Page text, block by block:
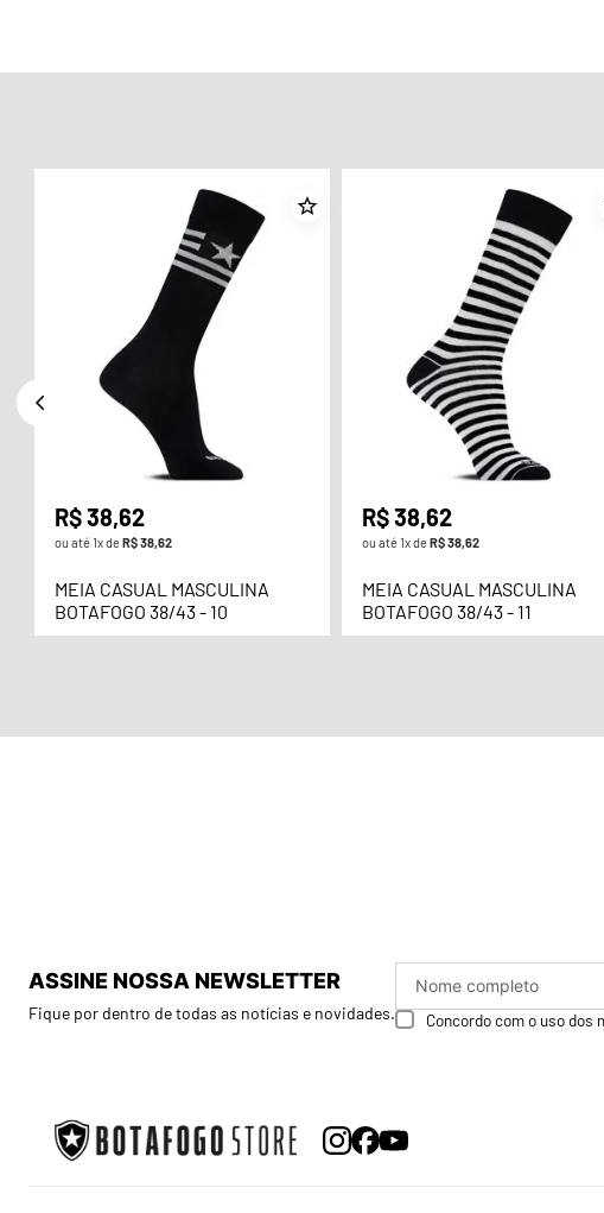
R$38,62
ou até1x deR$38,62
MEIA CASUAL MASCULINA
BOTAFOGO 38/43 - 10
R$38,62
ou até1x deR$38,62
MEIA CASUAL MASCULINA
BOTAFOGO 38/43 - 11
ASSINE NOSSA NEWSLETTER
Fique por dentro de todas as notícias e novidades. Concordo com o uso dos